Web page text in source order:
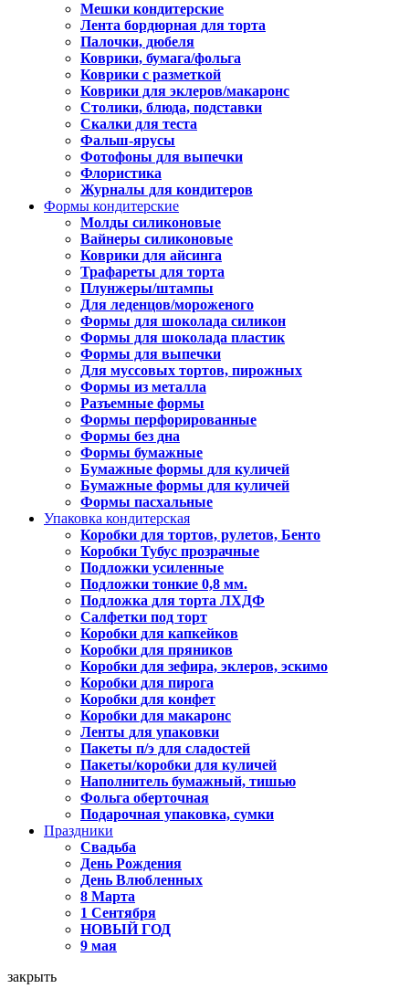
Мешки кондитерские
Лента бордюрная для торта
Палочки, дюбеля
Коврики, бумага/фольга
Коврики с разметкой
Коврики для эклеров/макаронс
Столики, блюда, подставки
Скалки для теста
Фальш-ярусы
Фотофоны для выпечки
Флористика
Журналы для кондитеров
Формы кондитерские
Молды силиконовые
Вайнеры силиконовые
Коврики для айсинга
Трафареты для торта
Плунжеры/штампы
Для леденцов/мороженого
Формы для шоколада силикон
Формы для шоколада пластик
Формы для выпечки
Для муссовых тортов, пирожных
Формы из металла
Разъемные формы
Формы перфорированные
Формы без дна
Формы бумажные
Бумажные формы для куличей
Бумажные формы для куличей
Формы пасхальные
Упаковка кондитерская
Коробки для тортов, рулетов, Бенто
Коробки Тубус прозрачные
Подложки усиленные
Подложки тонкие 0,8 мм.
Подложка для торта ЛХДФ
Салфетки под торт
Коробки для капкейков
Коробки для пряников
Коробки для зефира, эклеров, эскимо
Коробки для пирога
Коробки для конфет
Коробки для макаронс
Ленты для упаковки
Пакеты п/э для сладостей
Пакеты/коробки для куличей
Наполнитель бумажный, тишью
Фольга оберточная
Подарочная упаковка, сумки
Праздники
Свадьба
День Рождения
День Влюбленных
8 Марта
1 Сентября
НОВЫЙ ГОД
9 мая
закрыть